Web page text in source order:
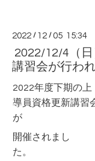
2022 / 12 /05 15:34
2022/12/4（
講習会が行わ
2022年度下期の上
導員資格更新講習
が
開催されまし
た。